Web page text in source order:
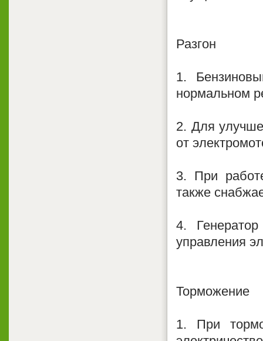
Разгон
1.
нормальном
2. Для
от
3. При
также
4.
управления
Торможение
1. При